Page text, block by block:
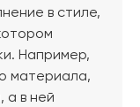
в стиле,
Например,
материала,
а в ней